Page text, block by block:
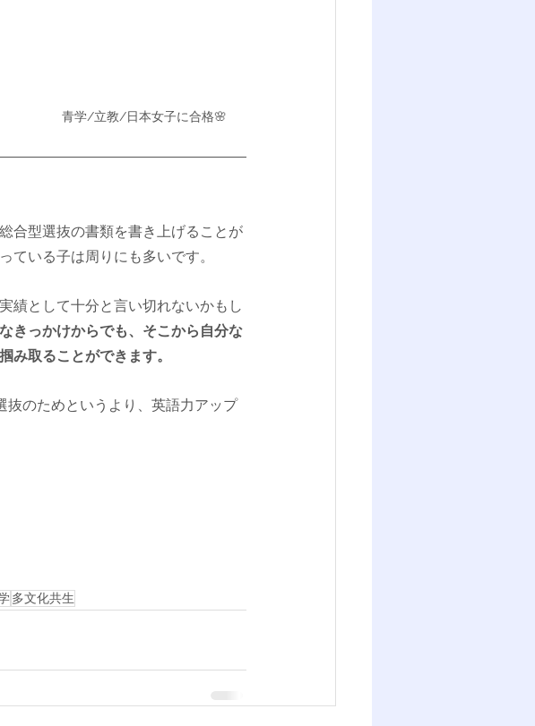
青学/立教/日本女子に合格🌸
合型選抜の書類を書き上げることが
ている子は周りにも多いです。
績として十分と言い切れないかもし
きっかけからでも、そこから自分な
み取ることができます。
抜のためというより、英語力アップ
多文化共生